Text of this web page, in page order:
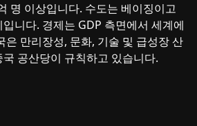
명 이상입니다. 수도는 베이징이고
니다. 경제는 GDP 측면에서 세계에
은 만리장성, 문화, 기술 및 급성장 산
공산당이 규칙하고 있습니다.